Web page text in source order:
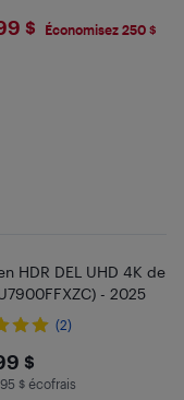
$ Économisez 250 $
HDR DEL UHD 4K de
- 2025
(2)
$
$ en écofrais
$ écofrais